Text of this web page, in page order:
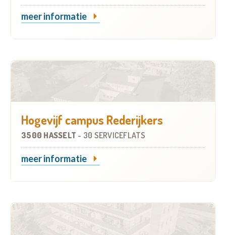
meer informatie
Hogevijf campus Rederijkers
3500 HASSELT - 30 SERVICEFLATS
meer informatie